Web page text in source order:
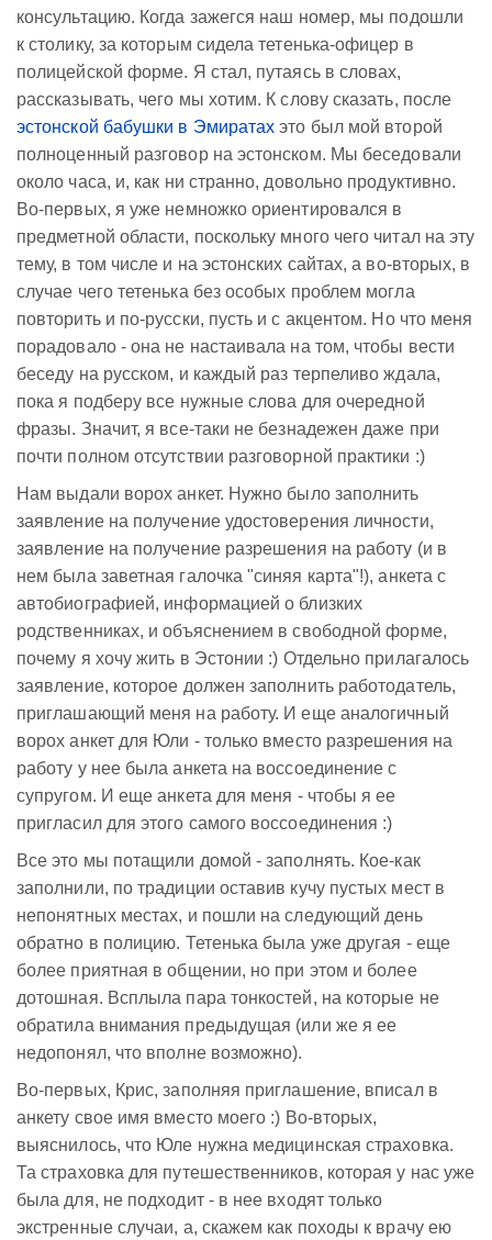
консультацию. Когда зажегся наш номер, мы подошли
к столику, за которым сидела тетенька-офицер в
полицейской форме. Я стал, путаясь в словах,
рассказывать, чего мы хотим. К слову сказать, после
эстонской бабушки в Эмиратах это был мой второй
полноценный разговор на эстонском. Мы беседовали
около часа, и, как ни странно, довольно продуктивно.
Во-первых, я уже немножко ориентировался в
предметной области, поскольку много чего читал на эту
тему, в том числе и на эстонских сайтах, а во-вторых, в
случае чего тетенька без особых проблем могла
повторить и по-русски, пусть и с акцентом. Но что меня
порадовало - она не настаивала на том, чтобы вести
беседу на русском, и каждый раз терпеливо ждала,
пока я подберу все нужные слова для очередной
фразы. Значит, я все-таки не безнадежен даже при
почти полном отсутствии разговорной практики :)
Нам выдали ворох анкет. Нужно было заполнить
заявление на получение удостоверения личности,
заявление на получение разрешения на работу (и в
нем была заветная галочка "синяя карта"!), анкета с
автобиографией, информацией о близких
родственниках, и объяснением в свободной форме,
почему я хочу жить в Эстонии :) Отдельно прилагалось
заявление, которое должен заполнить работодатель,
приглашающий меня на работу. И еще аналогичный
ворох анкет для Юли - только вместо разрешения на
работу у нее была анкета на воссоединение с
супругом. И еще анкета для меня - чтобы я ее
пригласил для этого самого воссоединения :)
Все это мы потащили домой - заполнять. Кое-как
заполнили, по традиции оставив кучу пустых мест в
непонятных местах, и пошли на следующий день
обратно в полицию. Тетенька была уже другая - еще
более приятная в общении, но при этом и более
дотошная. Всплыла пара тонкостей, на которые не
обратила внимания предыдущая (или же я ее
недопонял, что вполне возможно).
Во-первых, Крис, заполняя приглашение, вписал в
анкету свое имя вместо моего :) Во-вторых,
выяснилось, что Юле нужна медицинская страховка.
Та страховка для путешественников, которая у нас уже
была для, не подходит - в нее входят только
экстренные случаи, а, скажем как походы к врачу ею